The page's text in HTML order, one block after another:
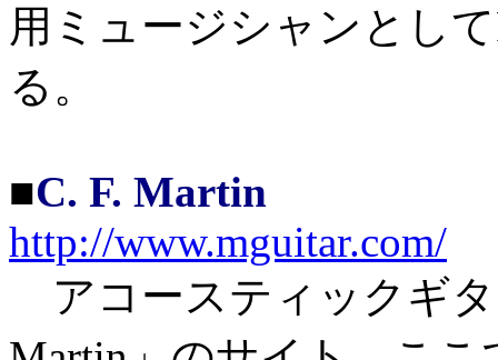
用ミュージシャンとし
る。
■C. F. Martin
http://www.mguitar.com/
アコースティックギタ